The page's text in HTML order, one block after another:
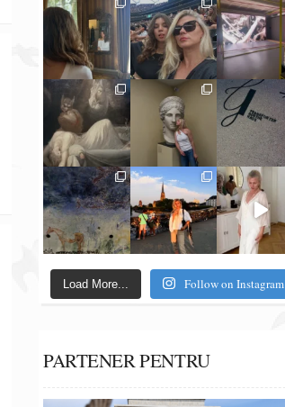
Load More... Follow on Instagram
PARTENER PENTRU